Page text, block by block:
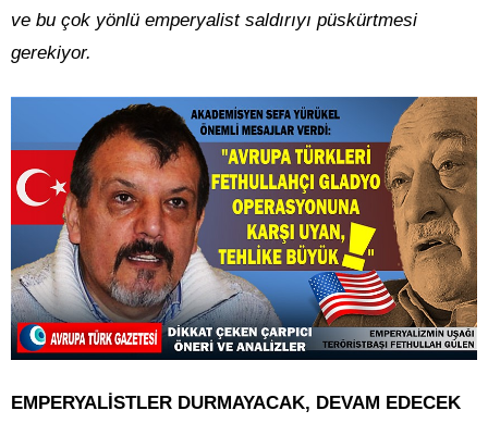
ve bu çok yönlü emperyalist saldırıyı püskürtmesi
gerekiyor.
EMPERYALİSTLER DURMAYACAK, DEVAM EDECEK